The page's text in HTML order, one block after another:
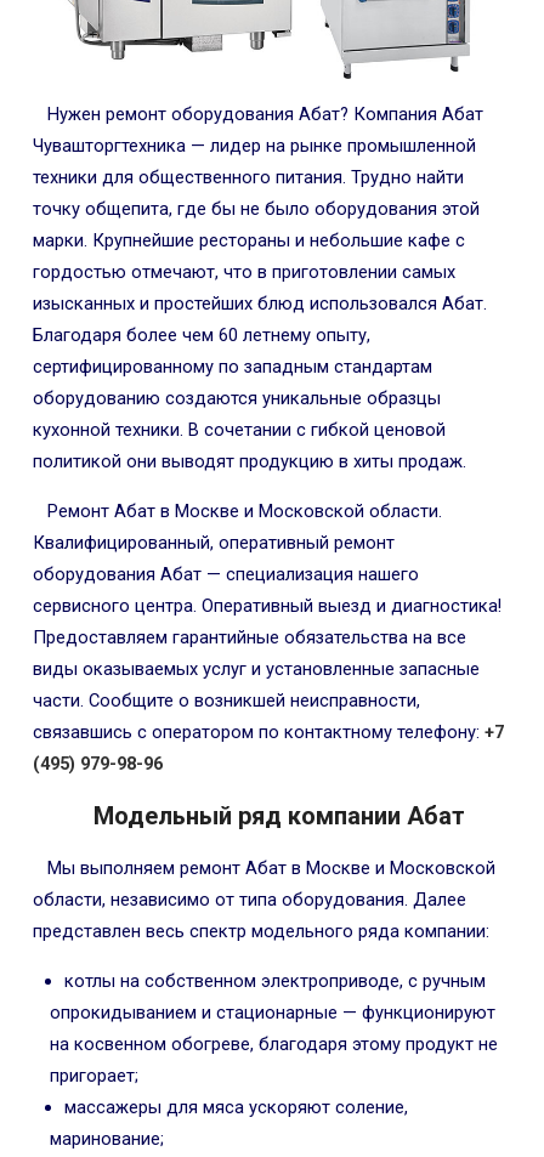
Нужен ремонт оборудования Абат? Компания Абат
Чувашторгтехника — лидер на рынке промышленной
техники для общественного питания. Трудно найти
точку общепита, где бы не было оборудования этой
марки. Крупнейшие рестораны и небольшие кафе с
гордостью отмечают, что в приготовлении самых
изысканных и простейших блюд использовался Абат.
Благодаря более чем 60 летнему опыту,
сертифицированному по западным стандартам
оборудованию создаются уникальные образцы
кухонной техники. В сочетании с гибкой ценовой
политикой они выводят продукцию в хиты продаж.
Ремонт Абат в Москве и Московской области.
Квалифицированный, оперативный ремонт
оборудования Абат — специализация нашего
сервисного центра. Оперативный выезд и диагностика!
Предоставляем гарантийные обязательства на все
виды оказываемых услуг и установленные запасные
части. Сообщите о возникшей неисправности,
связавшись с оператором по контактному телефону: +7
(495) 979-98-96
Модельный ряд компании Абат
Мы выполняем ремонт Абат в Москве и Московской
области, независимо от типа оборудования. Далее
представлен весь спектр модельного ряда компании:
котлы на собственном электроприводе, с ручным
опрокидыванием и стационарные — функционируют
на косвенном обогреве, благодаря этому продукт не
пригорает;
массажеры для мяса ускоряют соление,
маринование;